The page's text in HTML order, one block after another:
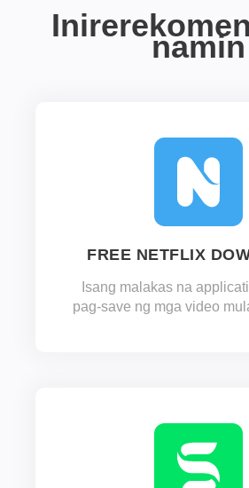
namin
FREE NETFLIX
Isang malakas na
pag-save ng mga video